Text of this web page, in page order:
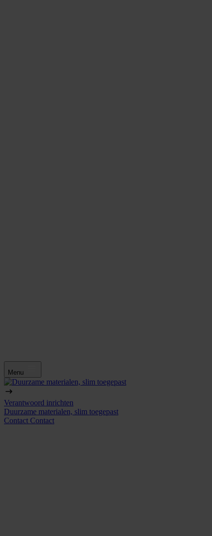
Menu
Verantwoord inrichten
Duurzame materialen, slim toegepast
Contact Contact